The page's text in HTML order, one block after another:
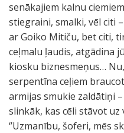
senākajiem kalnu
stiegraini, smalki, vēl citi
ar Goiko Mitiču, bet citi,
ceļmalu ļaudis, atgādina
kiosku biznesmeņus…
serpentīna ceļiem
armijas smukie zaldātiņi
slinkāk, kas cēli stāvot
‘’Uzmanību, šoferi, mēs